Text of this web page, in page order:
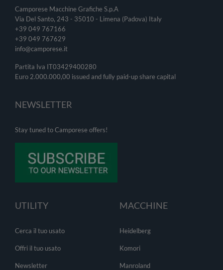
Camporese Macchine Grafiche S.p.A
Via Del Santo, 243 - 35010 - Limena (Padova) Italy
+39 049 767166
+39 049 767629
info@camporese.it
Partita Iva IT03429400280
Euro 2.000.000,00 issued and fully paid-up share capital
NEWSLETTER
Stay tuned to Camporese offers!
UTILITY
Cerca il tuo usato
Offri il tuo usato
Newsletter
MACCHINE
Heidelberg
Komori
Manroland